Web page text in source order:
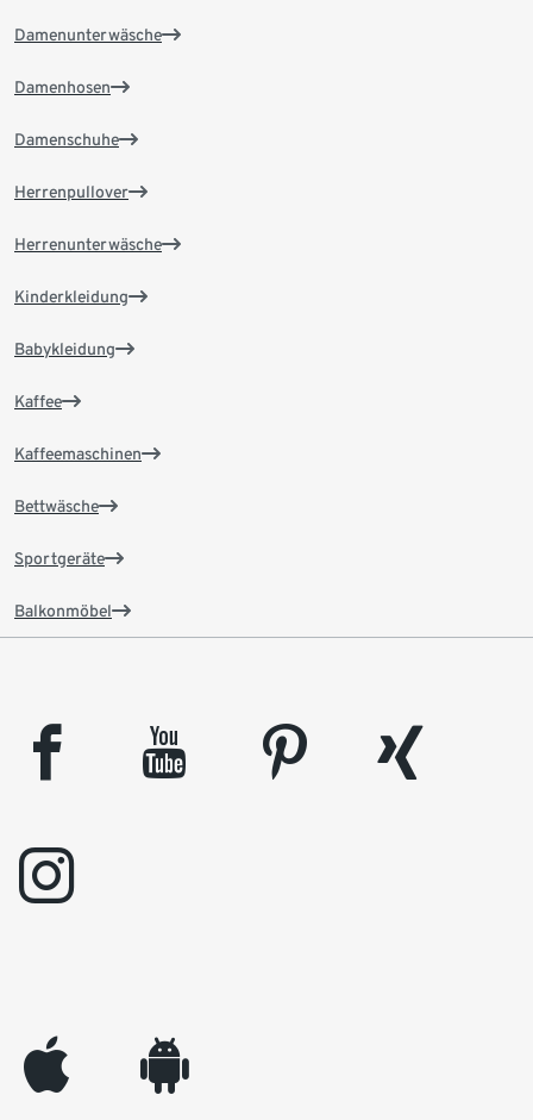
Damenunterwäsche
Damenhosen
Damenschuhe
Herrenpullover
Herrenunterwäsche
Kinderkleidung
Babykleidung
Kaffee
Kaffeemaschinen
Bettwäsche
Sportgeräte
Balkonmöbel
facebook youtube pinterest
xing
instagram
appleinc android